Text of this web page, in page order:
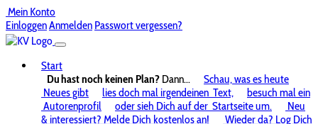
Mein Konto
EinloggenAnmelden Passwort vergessen?
Start
Du hast noch keinen Plan? Dann...
Schau, was es heute
Neues gibt
lies doch mal irgendeinen Text,
besuch mal ein
Autorenprofil
oder sieh Dich auf der Startseite um.
Neu
& interessiert? Melde Dich kostenlos an!
Wieder da? Log Dich